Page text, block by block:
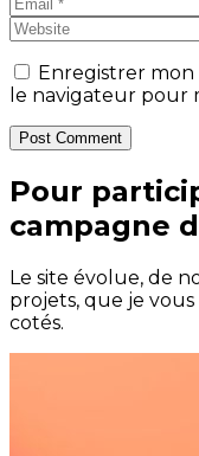
Enregistrer
le navigateur pour
Post Comment
Pour
campagne
Le site évolue, de
projets, que je
cotés.